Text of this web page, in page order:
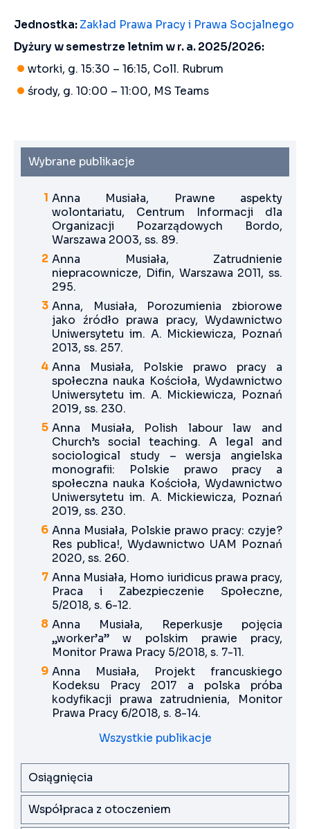
Jednostka: Zakład Prawa Pracy i Prawa Socjalnego
Dyżury w semestrze letnim w r. a. 2025/2026:
wtorki, g. 15:30 – 16:15, Coll. Rubrum
środy, g. 10:00 – 11:00, MS Teams
Wybrane publikacje
Anna Musiała, Prawne aspekty
wolontariatu, Centrum Informacji dla
Organizacji Pozarządowych Bordo,
Warszawa 2003, ss. 89.
Anna Musiała, Zatrudnienie
niepracownicze, Difin, Warszawa 2011, ss.
295.
Anna, Musiała, Porozumienia zbiorowe
jako źródło prawa pracy, Wydawnictwo
Uniwersytetu im. A. Mickiewicza, Poznań
2013, ss. 257.
Anna Musiała, Polskie prawo pracy a
społeczna nauka Kościoła, Wydawnictwo
Uniwersytetu im. A. Mickiewicza, Poznań
2019, ss. 230.
Anna Musiała, Polish labour law and
Church’s social teaching. A legal and
sociological study – wersja angielska
monografii: Polskie prawo pracy a
społeczna nauka Kościoła, Wydawnictwo
Uniwersytetu im. A. Mickiewicza, Poznań
2019, ss. 230.
Anna Musiała, Polskie prawo pracy: czyje?
Res publica!, Wydawnictwo UAM Poznań
2020, ss. 260.
Anna Musiała, Homo iuridicus prawa pracy,
Praca i Zabezpieczenie Społeczne,
5/2018, s. 6-12.
Anna Musiała, Reperkusje pojęcia
„worker’a” w polskim prawie pracy,
Monitor Prawa Pracy 5/2018, s. 7-11.
Anna Musiała, Projekt francuskiego
Kodeksu Pracy 2017 a polska próba
kodyfikacji prawa zatrudnienia, Monitor
Prawa Pracy 6/2018, s. 8-14.
Wszystkie publikacje
Osiągnięcia
Współpraca z otoczeniem